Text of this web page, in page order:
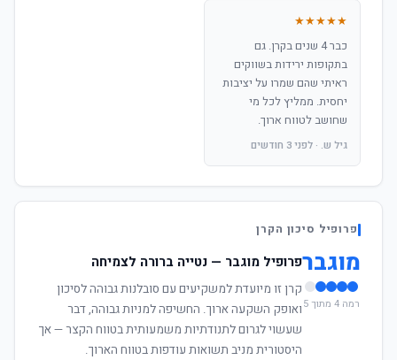
★★★★★
כבר 4 שנים בקרן. גם
בתקופות ירידות בשווקים
ראיתי שהם שמרו על יציבות
יחסית. ממליץ לכל מי
שחושב לטווח ארוך.
גיל ש. · לפני 3 חודשים
פרופיל סיכון הקרן
מוגבר
רמה 4 מתוך 5
פרופיל מוגבר — נטייה ברורה לצמיחה
קרן זו מיועדת למשקיעים עם סובלנות גבוהה לסיכון
ואופק השקעה ארוך. החשיפה למניות גבוהה, דבר
שעשוי לגרום לתנודתיות משמעותית בטווח הקצר — אך
היסטורית מניב תשואות עודפות בטווח הארוך.